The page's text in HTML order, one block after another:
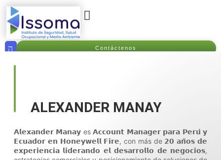
Contáctenos
ALEXANDER MANAY
𝗔𝗹𝗲𝘅𝗮𝗻𝗱𝗲𝗿 𝗠𝗮𝗻𝗮𝘆 es 𝗔𝗰𝗰𝗼𝘂𝗻𝘁 𝗠𝗮𝗻𝗮𝗴𝗲𝗿 𝗽𝗮𝗿𝗮 𝗣𝗲𝗿𝘂́ 𝘆
𝗘𝗰𝘂𝗮𝗱𝗼𝗿 𝗲𝗻 𝗛𝗼𝗻𝗲𝘆𝘄𝗲𝗹𝗹 𝗙𝗶𝗿𝗲, con más de 𝟮𝟬 𝗮𝗻̃𝗼𝘀 𝗱𝗲
𝗲𝘅𝗽𝗲𝗿𝗶𝗲𝗻𝗰𝗶𝗮 𝗹𝗶𝗱𝗲𝗿𝗮𝗻𝗱𝗼 𝗲𝗹 𝗱𝗲𝘀𝗮𝗿𝗿𝗼𝗹𝗹𝗼 𝗱𝗲 𝗻𝗲𝗴𝗼𝗰𝗶𝗼𝘀,